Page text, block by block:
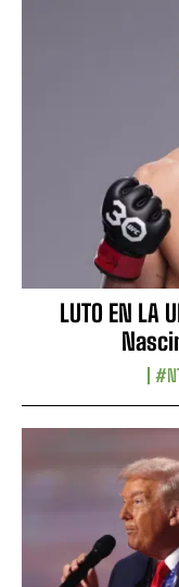
LUTO EN